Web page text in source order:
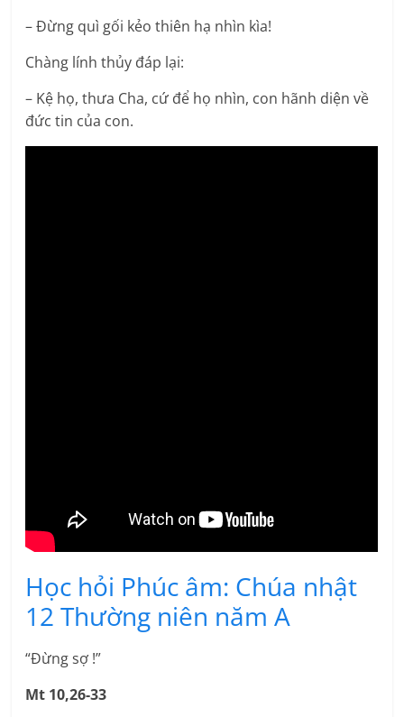
– Đừng quì gối kẻo thiên hạ nhìn kìa!
Chàng lính thủy đáp lại:
– Kệ họ, thưa Cha, cứ để họ nhìn, con hãnh diện về
đức tin của con.
Học hỏi Phúc âm: Chúa nhật
12 Thường niên năm A
“Đừng sợ !”
Mt 10,26-33